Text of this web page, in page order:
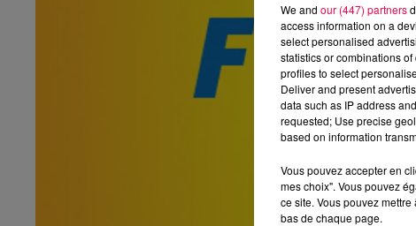
We and our (447) partners
access information on a
select personalised
statistics or combinations
profiles to select
Deliver and present
data such as IP address
requested; Use precise
based on information
Vous pouvez accepter en
mes choix". Vous pouvez
ce site. Vous pouvez
bas de chaque page.